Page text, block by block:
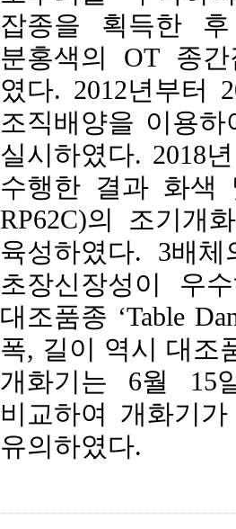
잡종을 획득한
분홍색의 OT 종
였다. 2012년부터
조직배양을 이용
실시하였다. 2018
수행한 결과 화색
RP62C)의 조기개
육성하였다. 3배
초장신장성이 우
대조품종 ‘Table
폭, 길이 역시 대조
개화기는 6월 15
비교하여 개화기
유의하였다.